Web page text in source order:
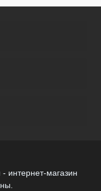
интернет-магазин